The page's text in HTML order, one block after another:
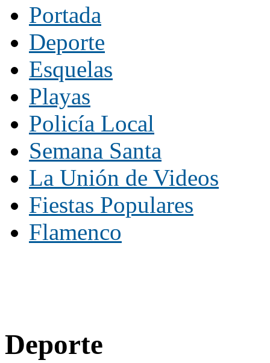
Portada
Deporte
Esquelas
Playas
Policía Local
Semana Santa
La Unión de Videos
Fiestas Populares
Flamenco
Deporte